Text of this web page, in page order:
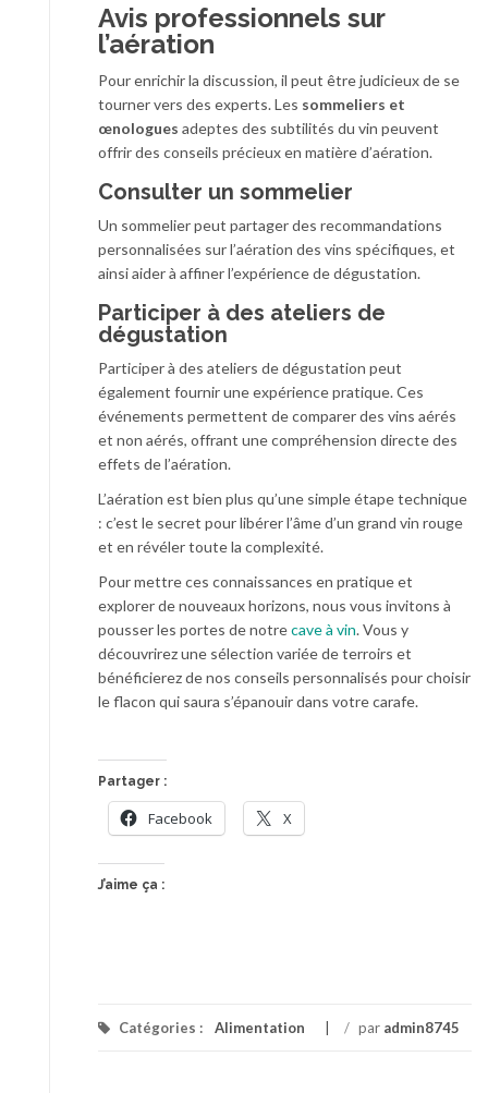
Avis professionnels sur
l’aération
Pour enrichir la discussion, il peut être judicieux de se
tourner vers des experts. Les sommeliers et
œnologues adeptes des subtilités du vin peuvent
offrir des conseils précieux en matière d’aération.
Consulter un sommelier
Un sommelier peut partager des recommandations
personnalisées sur l’aération des vins spécifiques, et
ainsi aider à affiner l’expérience de dégustation.
Participer à des ateliers de
dégustation
Participer à des ateliers de dégustation peut
également fournir une expérience pratique. Ces
événements permettent de comparer des vins aérés
et non aérés, offrant une compréhension directe des
effets de l’aération.
L’aération est bien plus qu’une simple étape technique
: c’est le secret pour libérer l’âme d’un grand vin rouge
et en révéler toute la complexité.
Pour mettre ces connaissances en pratique et
explorer de nouveaux horizons, nous vous invitons à
pousser les portes de notrecave à vin. Vous y
découvrirez une sélection variée de terroirs et
bénéficierez de nos conseils personnalisés pour choisir
le flacon qui saura s’épanouir dans votre carafe.
Partager :
Facebook X
J’aime ça :
Catégories : Alimentation / par admin8745